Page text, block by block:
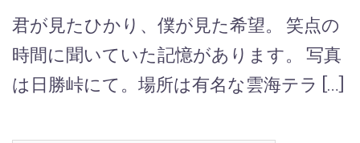
君が見たひかり、僕が見た希望。 笑点の
時間に聞いていた記憶があります。 写真
は日勝峠にて。場所は有名な雲海テラ […]